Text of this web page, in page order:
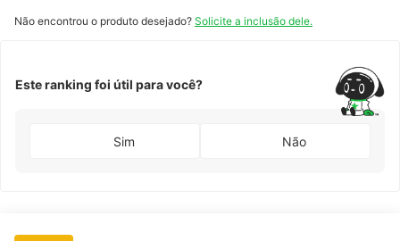
Não encontrou o produto desejado? Solicite a inclusão dele.
Este ranking foi útil para você?
Sim Não